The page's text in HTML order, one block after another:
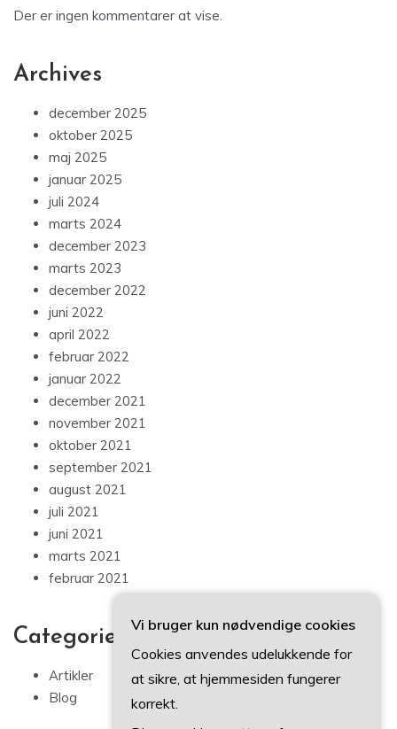
Der er ingen kommentarer at vise.
Archives
december 2025
oktober 2025
maj 2025
januar 2025
juli 2024
marts 2024
december 2023
marts 2023
december 2022
juni 2022
april 2022
februar 2022
januar 2022
december 2021
november 2021
oktober 2021
september 2021
august 2021
juli 2021
juni 2021
marts 2021
februar 2021
Categories
Artikler
Blog
Vi bruger kun nødvendige cookies
Cookies anvendes udelukkende for
at sikre, at hjemmesiden fungerer
korrekt.